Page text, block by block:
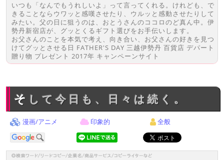
いつも「なんでもうれしいよ」って言ってくれる。けれども、で
きることならウワッと感嘆させたり、ウルッと感動させたりして
みたい。父の日に狙うのは、おとうさんのココロのど真ん中。伊
勢丹新宿店が、グッとくるギフト選びをお手伝いします。
お父さんのことを本気で考え、向き合い、お父さんの好きを見つ
けてグッとさせる日 FATHER'S DAY 三越伊勢丹 百貨店 デパート
贈り物 プレゼント 2017年 キャンペーンサイト
そして今日も、日々は続く。
漫画/アニメ 印象的 全般